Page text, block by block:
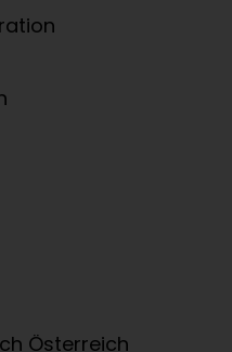
Österreich